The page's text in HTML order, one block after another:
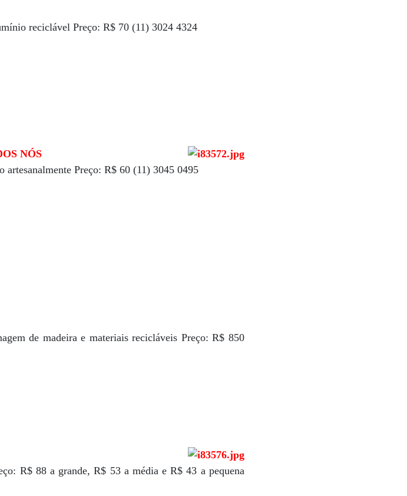
reciclável Preço: R$ 70 (11) 3024 4324
NÓS
artesanalmente Preço: R$ 60 (11) 3045 0495
de madeira e materiais recicláveis Preço: R$ 850
R$ 88 a grande, R$ 53 a média e R$ 43 a pequena